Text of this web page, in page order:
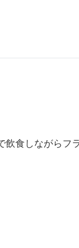
飲食しながらフ